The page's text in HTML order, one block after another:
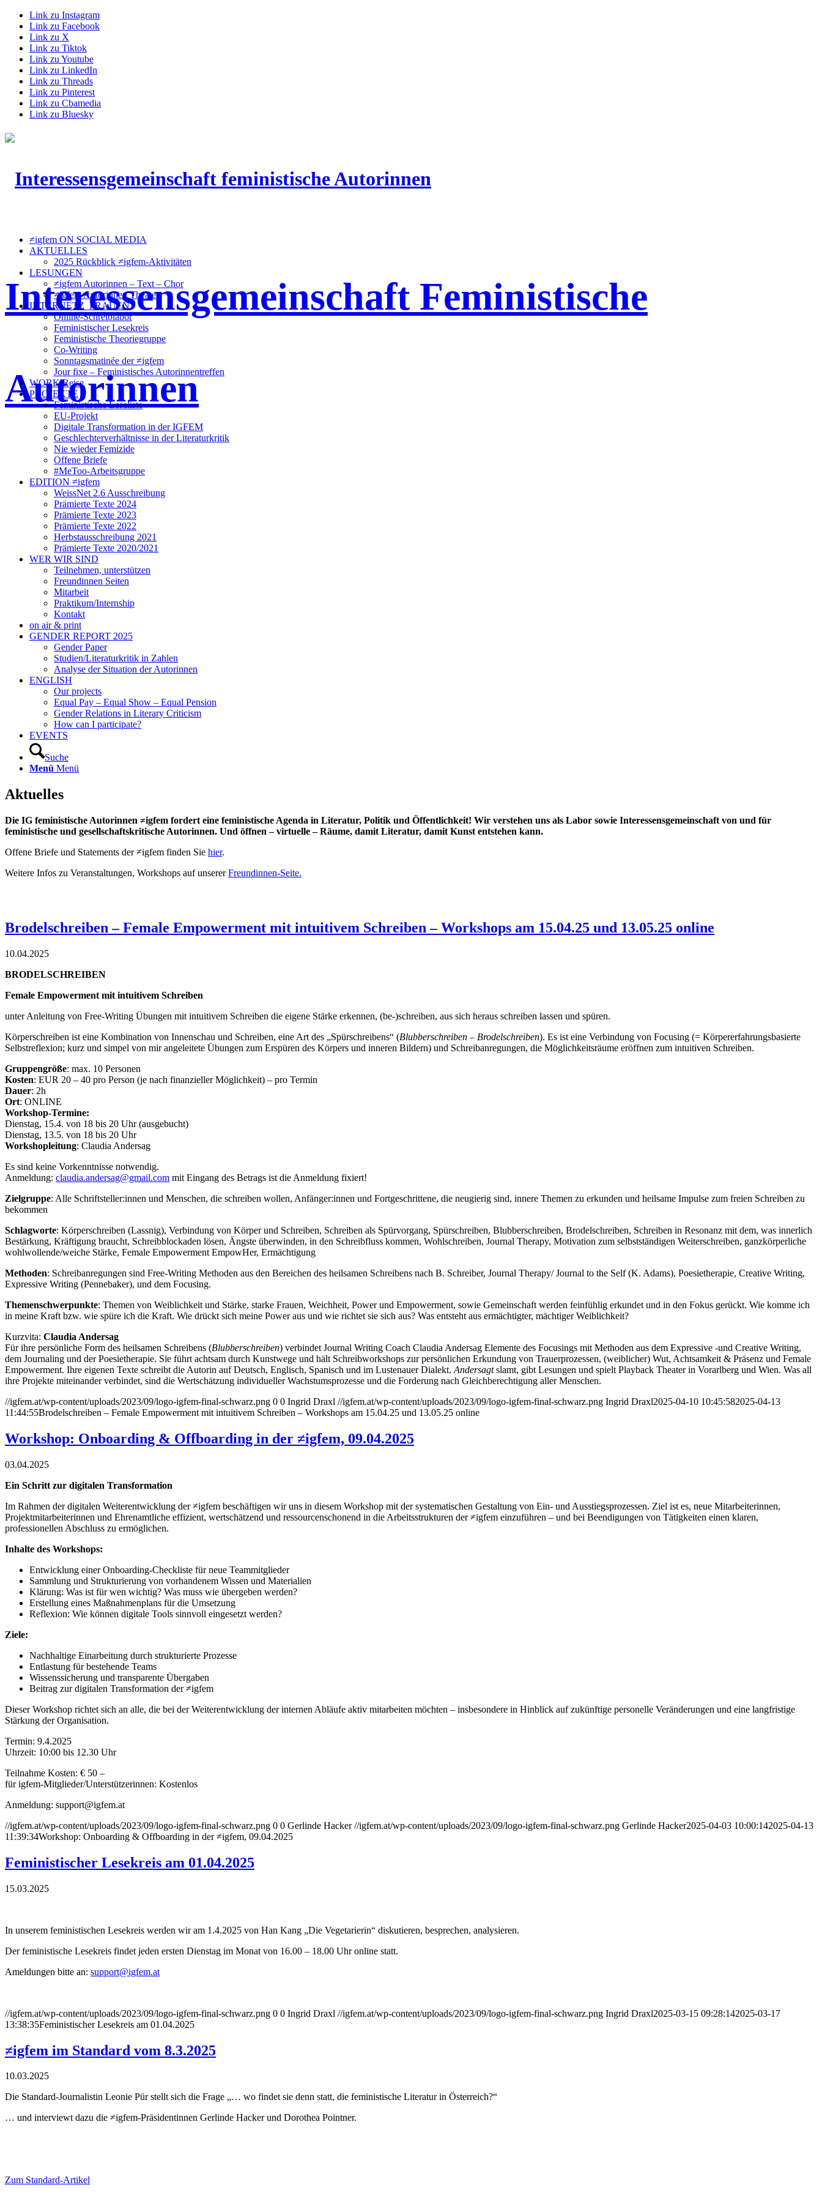
Link zu Instagram
Link zu Facebook
Link zu X
Link zu Tiktok
Link zu Youtube
Link zu LinkedIn
Link zu Threads
Link zu Pinterest
Link zu Cbamedia
Link zu Bluesky
Interessensgemeinschaft Feministische
Autorinnen
≠igfem ON SOCIAL MEDIA
AKTUELLES
2025 Rückblick ≠igfem-Aktivitäten
LESUNGEN
≠igfem Autorinnen – Text – Chor
≠igfem Autorinnen Theater
INTERNETZ_FRAUEN
Online-Schreiblabor
Feministischer Lesekreis
Feministische Theoriegruppe
Co-Writing
Sonntagsmatinée der ≠igfem
Jour fixe – Feministisches Autorinnentreffen
WORK/Reise
PROJEKTE
Feministische Leseliste
EU-Projekt
Digitale Transformation in der IGFEM
Geschlechterverhältnisse in der Literaturkritik
Nie wieder Femizide
Offene Briefe
#MeToo-Arbeitsgruppe
EDITION ≠igfem
WeissNet 2.6 Ausschreibung
Prämierte Texte 2024
Prämierte Texte 2023
Prämierte Texte 2022
Herbstausschreibung 2021
Prämierte Texte 2020/2021
WER WIR SIND
Teilnehmen, unterstützen
Freundinnen Seiten
Mitarbeit
Praktikum/Internship
Kontakt
on air & print
GENDER REPORT 2025
Gender Paper
Studien/Literaturkritik in Zahlen
Analyse der Situation der Autorinnen
ENGLISH
Our projects
Equal Pay – Equal Show – Equal Pension
Gender Relations in Literary Criticism
How can I participate?
EVENTS
Suche
Menü Menü
Aktuelles
Die IG feministische Autorinnen ≠igfem fordert eine feministische Agenda in Literatur, Politik und Öffentlichkeit! Wir verstehen uns als Labor sowie Interessensgemeinschaft von und für
feministische und gesellschaftskritische Autorinnen. Und öffnen – virtuelle – Räume, damit Literatur, damit Kunst entstehen kann.
Offene Briefe und Statements der ≠igfem finden Sie hier.
Weitere Infos zu Veranstaltungen, Workshops auf unsererFreundinnen-Seite.
Brodelschreiben – Female Empowerment mit intuitivem Schreiben – Workshops am 15.04.25 und 13.05.25 online
10.04.2025
BRODELSCHREIBEN
Female Empowerment mit intuitivem Schreiben
unter Anleitung von Free-Writing Übungen mit intuitivem Schreiben die eigene Stärke erkennen, (be-)schreiben, aus sich heraus schreiben lassen und spüren.
Körperschreiben ist eine Kombination von Innenschau und Schreiben, eine Art des „Spürschreibens“ (Blubberschreiben – Brodelschreiben). Es ist eine Verbindung von Focusing (= Körpererfahrungsbasierte
Selbstreflexion; kurz und simpel von mir angeleitete Übungen zum Erspüren des Körpers und inneren Bildern) und Schreibanregungen, die Möglichkeitsräume eröffnen zum intuitiven Schreiben.
Gruppengröße: max. 10 Personen
Kosten: EUR 20 – 40 pro Person (je nach finanzieller Möglichkeit) – pro Termin
Dauer: 2h
Ort: ONLINE
Workshop-Termine:
Dienstag, 15.4. von 18 bis 20 Uhr (ausgebucht)
Dienstag, 13.5. von 18 bis 20 Uhr
Workshopleitung: Claudia Andersag
Es sind keine Vorkenntnisse notwendig.
Anmeldung: claudia.andersag@gmail.com mit Eingang des Betrags ist die Anmeldung fixiert!
Zielgruppe: Alle Schriftsteller:innen und Menschen, die schreiben wollen, Anfänger:innen und Fortgeschrittene, die neugierig sind, innere Themen zu erkunden und heilsame Impulse zum freien Schreiben zu
bekommen
Schlagworte: Körperschreiben (Lassnig), Verbindung von Körper und Schreiben, Schreiben als Spürvorgang, Spürschreiben, Blubberschreiben, Brodelschreiben, Schreiben in Resonanz mit dem, was innerlich
Bestärkung, Kräftigung braucht, Schreibblockaden lösen, Ängste überwinden, in den Schreibfluss kommen, Wohlschreiben, Journal Therapy, Motivation zum selbstständigen Weiterschreiben, ganzkörperliche
wohlwollende/weiche Stärke, Female Empowerment EmpowHer, Ermächtigung
Methoden: Schreibanregungen sind Free-Writing Methoden aus den Bereichen des heilsamen Schreibens nach B. Schreiber, Journal Therapy/ Journal to the Self (K. Adams), Poesietherapie, Creative Writing,
Expressive Writing (Pennebaker), und dem Focusing.
Themenschwerpunkte: Themen von Weiblichkeit und Stärke, starke Frauen, Weichheit, Power und Empowerment, sowie Gemeinschaft werden feinfühlig erkundet und in den Fokus gerückt. Wie komme ich
in meine Kraft bzw. wie spüre ich die Kraft. Wie drückt sich meine Power aus und wie richtet sie sich aus? Was entsteht aus ermächtigter, mächtiger Weiblichkeit?
Kurzvita: Claudia Andersag
Für ihre persönliche Form des heilsamen Schreibens (Blubberschreiben) verbindet Journal Writing Coach Claudia Andersag Elemente des Focusings mit Methoden aus dem Expressive -und Creative Writing,
dem Journaling und der Poesietherapie. Sie führt achtsam durch Kunstwege und hält Schreibworkshops zur persönlichen Erkundung von Trauerprozessen, (weiblicher) Wut, Achtsamkeit & Präsenz und Female
Empowerment. Ihre eigenen Texte schreibt die Autorin auf Deutsch, Englisch, Spanisch und im Lustenauer Dialekt. Andersagtslamt, gibt Lesungen und spielt Playback Theater in Vorarlberg und Wien. Was all
ihre Projekte miteinander verbindet, sind die Wertschätzung individueller Wachstumsprozesse und die Forderung nach Gleichberechtigung aller Menschen.
//igfem.at/wp-content/uploads/2023/09/logo-igfem-final-schwarz.png 0 0 Ingrid Draxl //igfem.at/wp-content/uploads/2023/09/logo-igfem-final-schwarz.png Ingrid Draxl2025-04-10 10:45:582025-04-13
11:44:55Brodelschreiben – Female Empowerment mit intuitivem Schreiben – Workshops am 15.04.25 und 13.05.25 online
Workshop: Onboarding & Offboarding in der ≠igfem, 09.04.2025
03.04.2025
Ein Schritt zur digitalen Transformation
Im Rahmen der digitalen Weiterentwicklung der ≠igfem beschäftigen wir uns in diesem Workshop mit der systematischen Gestaltung von Ein- und Ausstiegsprozessen. Ziel ist es, neue Mitarbeiterinnen,
Projektmitarbeiterinnen und Ehrenamtliche effizient, wertschätzend und ressourcenschonend in die Arbeitsstrukturen der ≠igfem einzuführen – und bei Beendigungen von Tätigkeiten einen klaren,
professionellen Abschluss zu ermöglichen.
Inhalte des Workshops:
Entwicklung einer Onboarding-Checkliste für neue Teammitglieder
Sammlung und Strukturierung von vorhandenem Wissen und Materialien
Klärung: Was ist für wen wichtig? Was muss wie übergeben werden?
Erstellung eines Maßnahmenplans für die Umsetzung
Reflexion: Wie können digitale Tools sinnvoll eingesetzt werden?
Ziele:
Nachhaltige Einarbeitung durch strukturierte Prozesse
Entlastung für bestehende Teams
Wissenssicherung und transparente Übergaben
Beitrag zur digitalen Transformation der ≠igfem
Dieser Workshop richtet sich an alle, die bei der Weiterentwicklung der internen Abläufe aktiv mitarbeiten möchten – insbesondere in Hinblick auf zukünftige personelle Veränderungen und eine langfristige
Stärkung der Organisation.
Termin: 9.4.2025
Uhrzeit: 10:00 bis 12.30 Uhr
Teilnahme Kosten: € 50 –
für igfem-Mitglieder/Unterstützerinnen: Kostenlos
Anmeldung: support@igfem.at
//igfem.at/wp-content/uploads/2023/09/logo-igfem-final-schwarz.png 0 0 Gerlinde Hacker //igfem.at/wp-content/uploads/2023/09/logo-igfem-final-schwarz.png Gerlinde Hacker2025-04-03 10:00:142025-04-13
11:39:34Workshop: Onboarding & Offboarding in der ≠igfem, 09.04.2025
Feministischer Lesekreis am 01.04.2025
15.03.2025
In unserem feministischen Lesekreis werden wir am 1.4.2025 von Han Kang „Die Vegetarierin“ diskutieren, besprechen, analysieren.
Der feministische Lesekreis findet jeden ersten Dienstag im Monat von 16.00 – 18.00 Uhr online statt.
Ameldungen bitte an: support@igfem.at
//igfem.at/wp-content/uploads/2023/09/logo-igfem-final-schwarz.png 0 0 Ingrid Draxl //igfem.at/wp-content/uploads/2023/09/logo-igfem-final-schwarz.png Ingrid Draxl2025-03-15 09:28:142025-03-17
13:38:35Feministischer Lesekreis am 01.04.2025
≠igfem im Standard vom 8.3.2025
10.03.2025
Die Standard-Journalistin Leonie Pür stellt sich die Frage „… wo findet sie denn statt, die feministische Literatur in Österreich?“
… und interviewt dazu die ≠igfem-Präsidentinnen Gerlinde Hacker und Dorothea Pointner.
Zum Standard-Artikel